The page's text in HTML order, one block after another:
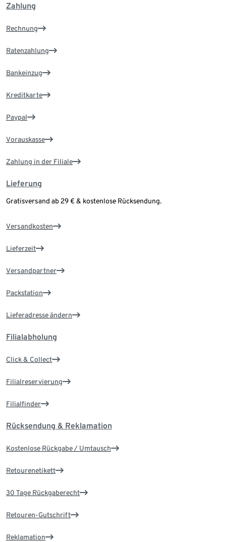
Zahlung
Rechnung
Ratenzahlung
Bankeinzug
Kreditkarte
Paypal
Vorauskasse
Zahlung in der Filiale
Lieferung
Gratisversand ab 29 € & kostenlose Rücksendung.
Versandkosten
Lieferzeit
Versandpartner
Packstation
Lieferadresse ändern
Filialabholung
Click & Collect
Filialreservierung
Filialfinder
Rücksendung & Reklamation
Kostenlose Rückgabe / Umtausch
Retourenetikett
30 Tage Rückgaberecht
Retouren-Gutschrift
Reklamation